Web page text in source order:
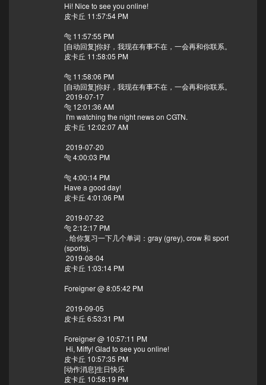
Hi! Nice to see you online!
皮卡丘 11:57:54 PM
🐅 11:57:55 PM
[自动回复]你好，我现在有事不在，一会再和你联系。
皮卡丘 11:58:05 PM
🐅 11:58:06 PM
[自动回复]你好，我现在有事不在，一会再和你联系。
2019-07-17
🐅 12:01:36 AM
I'm watching the night news on CGTN.
皮卡丘 12:02:07 AM
2019-07-20
🐅 4:00:03 PM
🐅 4:00:14 PM
Have a good day!
皮卡丘 4:01:06 PM
2019-07-22
🐅 2:12:17 PM
. 给你复习一下几个单词：gray (grey), crow 和 sport
(sports).
2019-08-04
皮卡丘 1:03:14 PM
Foreigner @ 8:05:42 PM
2019-09-05
皮卡丘 6:53:31 PM
Foreigner @ 10:57:11 PM
Hi, Miffy! Glad to see you online!
皮卡丘 10:57:35 PM
[动作消息]生日快乐
皮卡丘 10:58:19 PM